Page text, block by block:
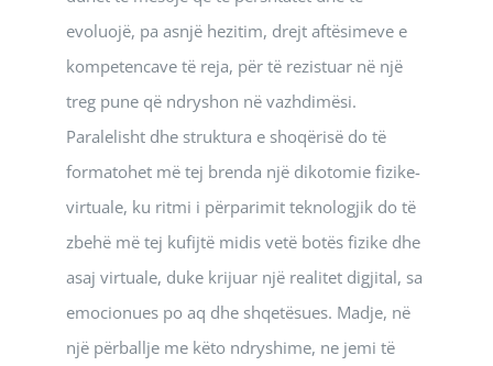
evoluojë, pa asnjë hezitim, drejt aftësimeve e
kompetencave të reja, për të rezistuar në një
treg pune që ndryshon në vazhdimësi.
Paralelisht dhe struktura e shoqërisë do të
formatohet më tej brenda një dikotomie fizike-
virtuale, ku ritmi i përparimit teknologjik do të
zbehë më tej kufijtë midis vetë botës fizike dhe
asaj virtuale, duke krijuar një realitet digjital, sa
emocionues po aq dhe shqetësues. Madje, në
një përballje me këto ndryshime, ne jemi të